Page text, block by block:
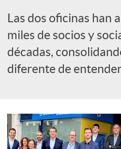
d
o
r
e
Las dos oficinas han
miles de socios y
décadas,
diferente de